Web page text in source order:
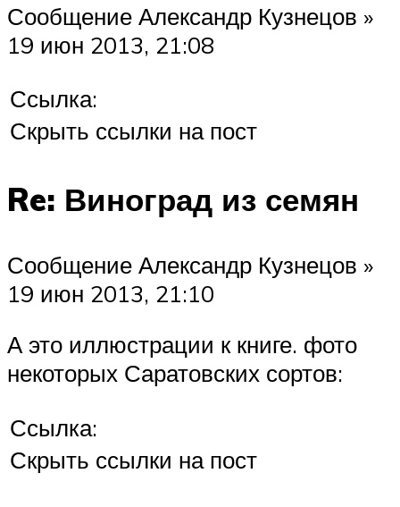
Сообщение Александр Кузнецов »
19 июн 2013, 21:08
Ссылка:
Скрыть ссылки на пост
Re: Виноград из семян
Сообщение Александр Кузнецов »
19 июн 2013, 21:10
А это иллюстрации к книге. фото
некоторых Саратовских сортов:
Ссылка:
Скрыть ссылки на пост